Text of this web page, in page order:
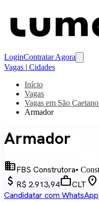
LoginContratar Agora
Vagas | Cidades
Início
Vagas
Vagas em São
Armador
Armador
businessFBS Construtora•
attach_money R$ 2.913,94workCLT location_on
Candidatar com WhatsApp